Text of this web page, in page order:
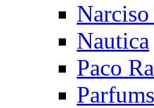
Nautica
Paco